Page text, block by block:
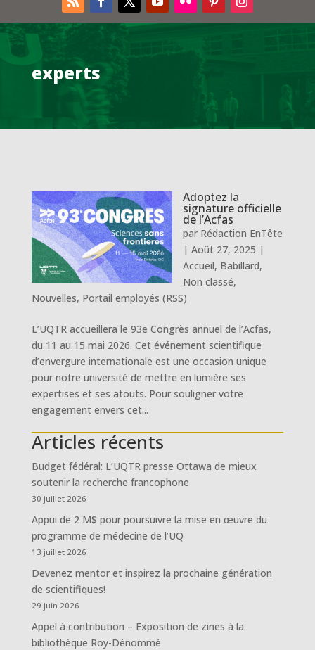
experts
Adoptez la
signature officielle
de l’Acfas
par Rédaction EnTête
| Août 27, 2025 |
Accueil, Babillard,
Non classé,
Nouvelles, Portail employés (RSS)
L’UQTR accueillera le 93e Congrès annuel de l’Acfas,
du 11 au 15 mai 2026. Cet événement scientifique
d’envergure internationale est une occasion unique
pour notre université de mettre en lumière ses
expertises et ses atouts. Pour souligner votre
engagement envers cet...
Articles récents
Budget fédéral: L’UQTR presse Ottawa de mieux
soutenir la recherche francophone
30 juillet 2026
Appui de 2 M$ pour poursuivre la mise en œuvre du
programme de médecine de l’UQ
13 juillet 2026
Devenez mentor et inspirez la prochaine génération
de scientifiques!
29 juin 2026
Appel à contribution – Exposition de zines à la
bibliothèque Roy-Dénommé